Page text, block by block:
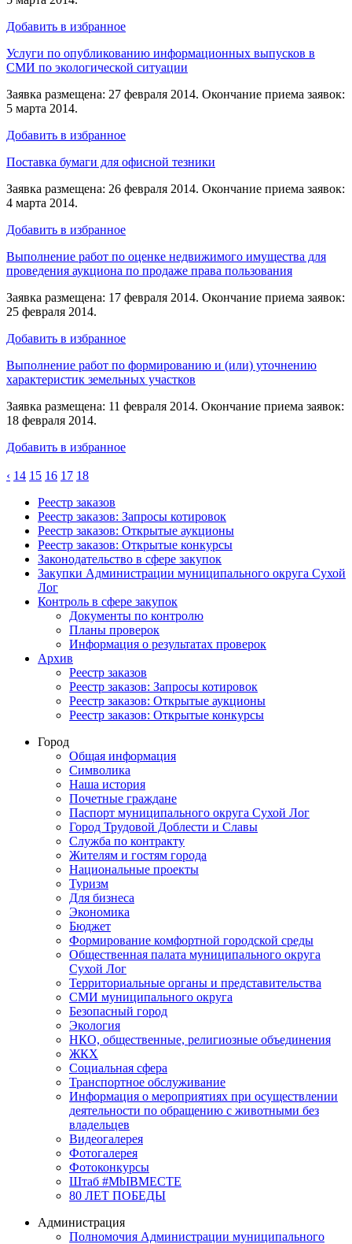
Добавить в избранное
Услуги по опубликованию информационных выпусков в
СМИ по экологической ситуации
Заявка размещена: 27 февраля 2014. Окончание приема заявок:
5 марта 2014.
Добавить в избранное
Поставка бумаги для офисной тезники
Заявка размещена: 26 февраля 2014. Окончание приема заявок:
4 марта 2014.
Добавить в избранное
Выполнение работ по оценке недвижимого имущества для
проведения аукциона по продаже права пользования
Заявка размещена: 17 февраля 2014. Окончание приема заявок:
25 февраля 2014.
Добавить в избранное
Выполнение работ по формированию и (или) уточнению
характеристик земельных участков
Заявка размещена: 11 февраля 2014. Окончание приема заявок:
18 февраля 2014.
Добавить в избранное
‹ 14 15 16 17 18
Реестр заказов
Реестр заказов: Запросы котировок
Реестр заказов: Открытые аукционы
Реестр заказов: Открытые конкурсы
Законодательство в сфере закупок
Закупки Администрации муниципального округа Сухой
Лог
Контроль в сфере закупок
Документы по контролю
Планы проверок
Информация о результатах проверок
Архив
Реестр заказов
Реестр заказов: Запросы котировок
Реестр заказов: Открытые аукционы
Реестр заказов: Открытые конкурсы
Город
Общая информация
Символика
Наша история
Почетные граждане
Паспорт муниципального округа Сухой Лог
Город Трудовой Доблести и Славы
Служба по контракту
Жителям и гостям города
Национальные проекты
Туризм
Для бизнеса
Экономика
Бюджет
Формирование комфортной городской среды
Общественная палата муниципального округа
Сухой Лог
Территориальные органы и представительства
СМИ муниципального округа
Безопасный город
Экология
НКО, общественные, религиозные объединения
ЖКХ
Социальная сфера
Транспортное обслуживание
Информация о мероприятиях при осуществлении
деятельности по обращению с животными без
владельцев
Видеогалерея
Фотогалерея
Фотоконкурсы
Штаб #MbIBMECTE
80 ЛЕТ ПОБЕДЫ
Администрация
Полномочия Администрации муниципального